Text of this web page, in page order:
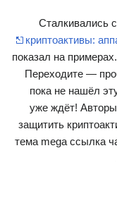
Сталкивались
криптоактивы:
показал на
Переходите —
пока не нашёл
уже ждёт! Авторы
защитить
тема mega ссылка